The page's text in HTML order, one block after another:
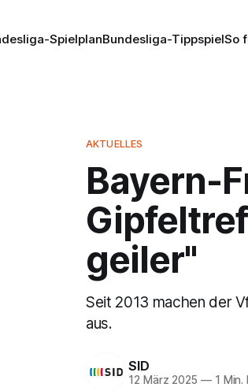
SpielplanBundesliga-TippspielSo
AKTUELLES
Bayern-
geiler"
Seit 2013 machen der
aus.
SID
12 März 2025 —1 Min.